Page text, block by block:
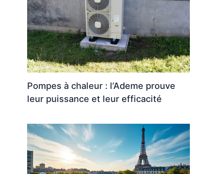
Pompes à chaleur : l’Ademe prouve
leur puissance et leur efficacité